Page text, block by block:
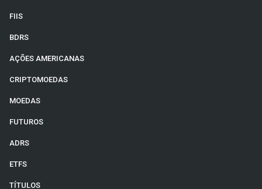
FIIS
BDRS
AÇÕES AMERICANAS
CRIPTOMOEDAS
MOEDAS
FUTUROS
ADRS
ETFS
TÍTULOS